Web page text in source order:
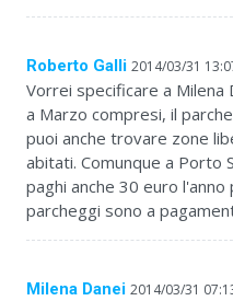
Roberto Galli 2014/03/31
Vorrei specificare a Milena
a Marzo compresi, il
puoi anche trovare zone
abitati. Comunque a Porto
paghi anche 30 euro
parcheggi sono a
Milena Danei 2014/03/31